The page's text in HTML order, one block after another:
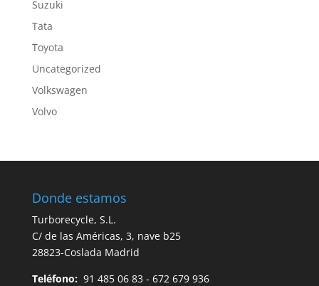
Suzuki
Tata
Toyota
Uncategorized
Volkswagen
Volvo
Donde estamos
Turborecycle, S.L.
C/ de las Américas, 3, nave b25
28823-Coslada Madrid
Teléfono: 91 485 06 83 - 672 679 936